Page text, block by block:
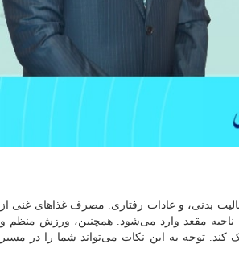
بدنی، و عادات رفتاری. مصرف غذاهای غنی از
ناحیه مقعد وارد می‌شود. همچنین، ورزش منظم و
کند. توجه به این نکات می‌تواند شما را در مسیر